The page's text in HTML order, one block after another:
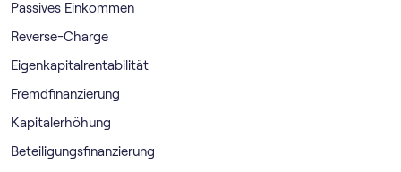
Passives Einkommen
Reverse-Charge
Eigenkapitalrentabilität
Fremdfinanzierung
Kapitalerhöhung
Beteiligungsfinanzierung